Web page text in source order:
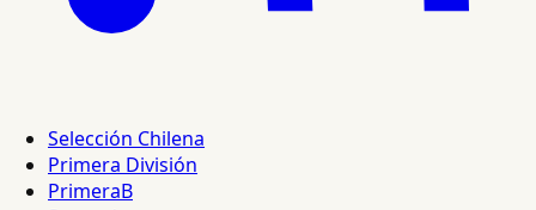
Selección Chilena
Primera División
PrimeraB